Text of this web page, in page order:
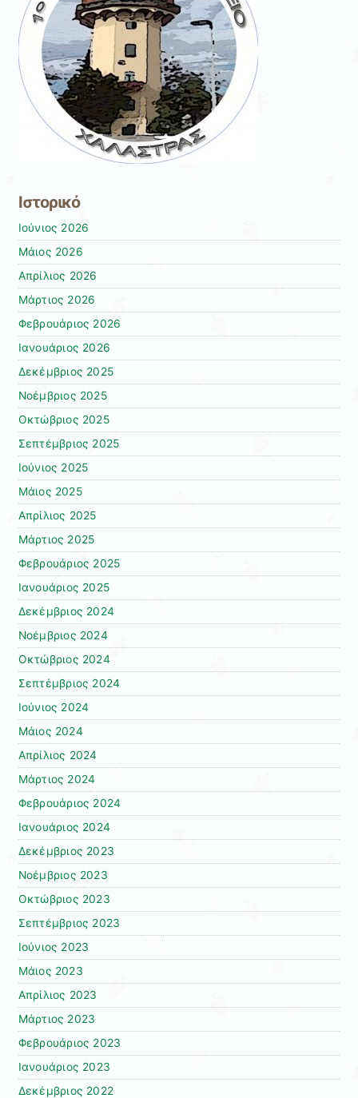
Ιστορικό
Ιούνιος 2026
Μάιος 2026
Απρίλιος 2026
Μάρτιος 2026
Φεβρουάριος 2026
Ιανουάριος 2026
Δεκέμβριος 2025
Νοέμβριος 2025
Οκτώβριος 2025
Σεπτέμβριος 2025
Ιούνιος 2025
Μάιος 2025
Απρίλιος 2025
Μάρτιος 2025
Φεβρουάριος 2025
Ιανουάριος 2025
Δεκέμβριος 2024
Νοέμβριος 2024
Οκτώβριος 2024
Σεπτέμβριος 2024
Ιούνιος 2024
Μάιος 2024
Απρίλιος 2024
Μάρτιος 2024
Φεβρουάριος 2024
Ιανουάριος 2024
Δεκέμβριος 2023
Νοέμβριος 2023
Οκτώβριος 2023
Σεπτέμβριος 2023
Ιούνιος 2023
Μάιος 2023
Απρίλιος 2023
Μάρτιος 2023
Φεβρουάριος 2023
Ιανουάριος 2023
Δεκέμβριος 2022